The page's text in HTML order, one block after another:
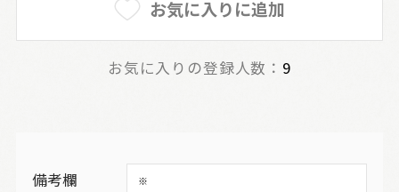
お気に入りに追加
お気に入りの登録人数： 9
備考欄